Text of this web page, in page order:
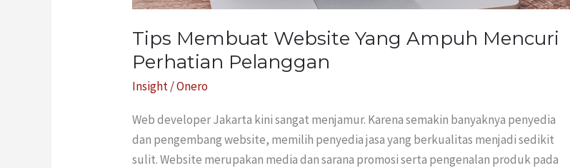
Tips Membuat Website Yang Ampuh Mencuri
Perhatian Pelanggan
Insight/Onero
Web developer Jakarta kini sangat menjamur. Karena semakin banyaknya penyedia
dan pengembang website, memilih penyedia jasa yang berkualitas menjadi sedikit
sulit. Website merupakan media dan sarana promosi serta pengenalan produk pada